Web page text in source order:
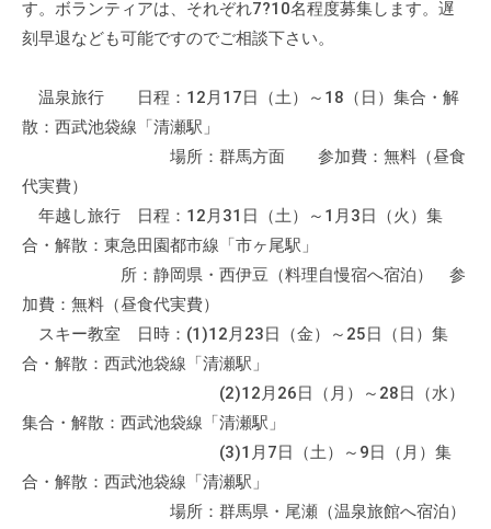
す。ボランティアは、それぞれ7?10名程度募集します。遅
刻早退なども可能ですのでご相談下さい。
温泉旅行 日程：12月17日（土）～18（日）集合・解
散：西武池袋線「清瀬駅」
場所：群馬方面 参加費：無料（昼食
代実費）
年越し旅行 日程：12月31日（土）～1月3日（火）集
合・解散：東急田園都市線「市ヶ尾駅」
所：静岡県・西伊豆（料理自慢宿へ宿泊） 参
加費：無料（昼食代実費）
スキー教室 日時：(1)12月23日（金）～25日（日）集
合・解散：西武池袋線「清瀬駅」
(2)12月26日（月）～28日（水）
集合・解散：西武池袋線「清瀬駅」
(3)1月7日（土）～9日（月）集
合・解散：西武池袋線「清瀬駅」
場所：群馬県・尾瀬（温泉旅館へ宿泊）